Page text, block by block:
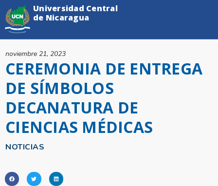
NOTICIAS
CEREMONIA DE ENTREGA
DE SÍMBOLOS
DECANATURA DE
CIENCIAS MÉDICAS
noviembre 21, 2023
Universidad Central
de Nicaragua